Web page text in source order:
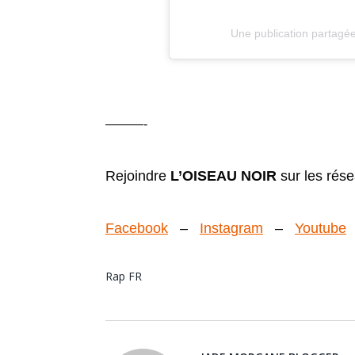
Une publication
———-
Rejoindre L’OISEAU NOIR sur les
Facebook – Instagram – Youtube
Rap FR